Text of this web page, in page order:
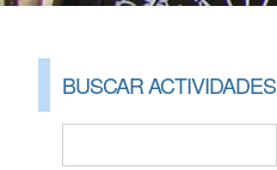
BUSCAR ACTIVIDADES